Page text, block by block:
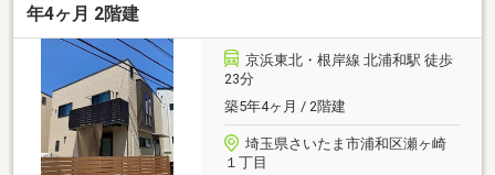
年4ヶ月 2階建
京浜東北・根岸線 北浦和駅 徒歩
23分
築5年4ヶ月 / 2階建
埼玉県さいたま市浦和区瀬ヶ崎
１丁目